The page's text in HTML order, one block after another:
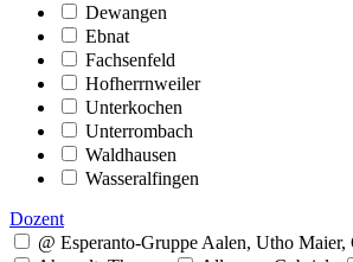
Dewangen
Ebnat
Fachsenfeld
Hofherrnweiler
Unterkochen
Unterrombach
Waldhausen
Wasseralfingen
Dozent
@ Esperanto-Gruppe Aalen, Utho Maier,